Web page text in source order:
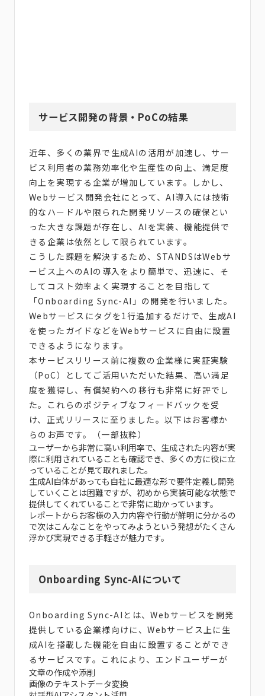
サービス開発の背景・PoCの結果
近年、多くの業界で生成AIの活用が加速し、サー
ビス利用者の業務効率化や生産性の向上、満足度
向上を実現する企業が増加しています。しかし、
Webサービス開発会社にとって、AI導入には技術
的なハードルや限られた開発リソースの確保とい
った大きな課題が存在し、AIを実装、機能提供で
きる企業は依然として限られています。
こうした課題を解決するため、STANDSはWebサ
ービス上へのAIの導入をより簡単で、迅速に、そ
してコスト効率よく実現することを目指して
「Onboarding Sync-AI」の開発を行いました。
Webサービスにタグを1行追加するだけで、生成AI
を使ったガイドなどをWebサービスに自由に設置
できるようになります。
本サービスリリース前に複数の企業様に実証実験
（PoC）としてご活用いただいた結果、高い満足
度を獲得し、有償契約への移行も非常に好評でし
た。これらのポジティブなフィードバックを受
け、正式リリースに至りました。以下はお客様か
らのお声です。（一部抜粋）
ユーザーから非常に高い利用率で、生成された内容が実
際に利用されていることも確認でき、多くの方に役に立
っていることが見て取れました。
生成AI自体があっても自社に最適な形で要件定義し開発
していくことは困難ですが、初めから実装可能な状態で
提供してくれていることで非常に助かっています。
レポートからお客様の入力内容や行動が鮮明に分かるの
で次はこんなことをやってみようという発想がたくさん
浮かび実現できる手軽さが魅力です。
Onboarding Sync-AIについて
Onboarding Sync-AIとは、Webサービスを開発
提供している企業様向けに、Webサービス上に生
成AIを搭載した機能を自由に設置することができ
るサービスです。これにより、エンドユーザーが
文章の作成や添削
画像のテキストデータ変換